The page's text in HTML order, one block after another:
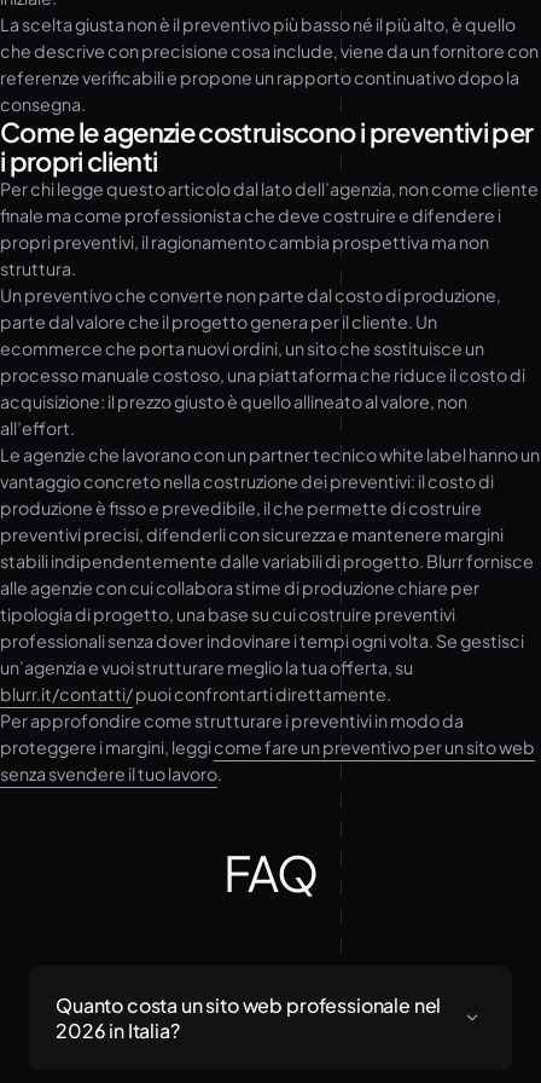
La scelta giusta non è il preventivo più basso né il più alto, è quello
che descrive con precisione cosa include, viene da un fornitore con
referenze verificabili e propone un rapporto continuativo dopo la
consegna.
Come le agenzie costruiscono i preventivi per
i propri clienti
Per chi legge questo articolo dal lato dell’agenzia, non come cliente
finale ma come professionista che deve costruire e difendere i
propri preventivi, il ragionamento cambia prospettiva ma non
struttura.
Un preventivo che converte non parte dal costo di produzione,
parte dal valore che il progetto genera per il cliente. Un
ecommerce che porta nuovi ordini, un sito che sostituisce un
processo manuale costoso, una piattaforma che riduce il costo di
acquisizione: il prezzo giusto è quello allineato al valore, non
all’effort.
Le agenzie che lavorano con un partner tecnico white label hanno un
vantaggio concreto nella costruzione dei preventivi: il costo di
produzione è fisso e prevedibile, il che permette di costruire
preventivi precisi, difenderli con sicurezza e mantenere margini
stabili indipendentemente dalle variabili di progetto. Blurr fornisce
alle agenzie con cui collabora stime di produzione chiare per
tipologia di progetto, una base su cui costruire preventivi
professionali senza dover indovinare i tempi ogni volta. Se gestisci
un’agenzia e vuoi strutturare meglio la tua offerta, su
blurr.it/contatti/puoi confrontarti direttamente.
Per approfondire come strutturare i preventivi in modo da
proteggere i margini, leggicome fare un preventivo per un sito web
senza svendere il tuo lavoro.
FAQ
Quanto costa un sito web professionale nel
2026 in Italia?